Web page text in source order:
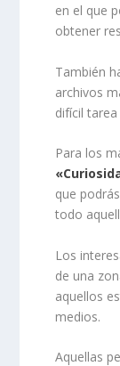
en el que
obtener
También
archivos
difícil
Para los
que
todo
Los
de una
aquellos
medios.
Aquellas